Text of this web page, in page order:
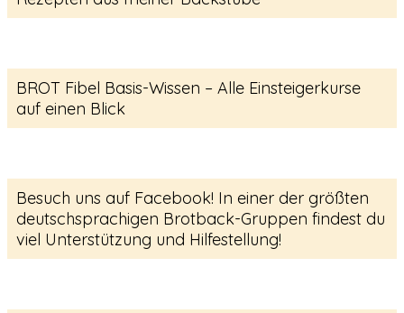
BROT Fibel Basis-Wissen – Alle Einsteigerkurse
auf einen Blick
Besuch uns auf Facebook! In einer der größten
deutschsprachigen Brotback-Gruppen findest du
viel Unterstützung und Hilfestellung!